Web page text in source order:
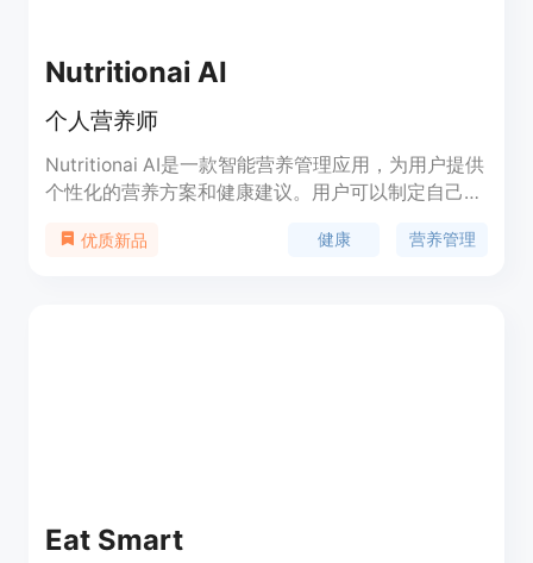
Nutritionai AI
个人营养师
Nutritionai AI是一款智能营养管理应用，为用户提供
个性化的营养方案和健康建议。用户可以制定自己的
用整合了营养学知识和人工智能技术，帮助用户更好
优质新品 健康 营养管理
Eat Smart